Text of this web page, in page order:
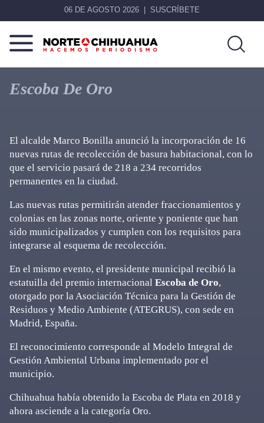
06 DE AGOSTO 2026 SUSCRÍBETE
Norte
De
Chihuahua
Más
que
noticias,
Escoba De Oro
El alcalde Marco Bonilla anunció la incorporación de 16
nuevas rutas de recolección de basura habitacional, con lo
que el servicio pasará de 218 a 234 recorridos
permanentes en la ciudad.
Las nuevas rutas permitirán atender fraccionamientos y
colonias en las zonas norte, oriente y poniente que han
sido municipalizados y cumplen con los requisitos para
integrarse al esquema de recolección.
En el mismo evento, el presidente municipal recibió la
estatuilla del premio internacional Escoba de Oro,
otorgado por la Asociación Técnica para la Gestión de
Residuos y Medio Ambiente (ATEGRUS), con sede en
Madrid, España.
El reconocimiento corresponde al Modelo Integral de
Gestión Ambiental Urbana implementado por el
municipio.
Chihuahua había obtenido la Escoba de Plata en 2018 y
ahora asciende a la categoría Oro.